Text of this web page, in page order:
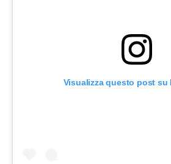
Visualizza questo post su